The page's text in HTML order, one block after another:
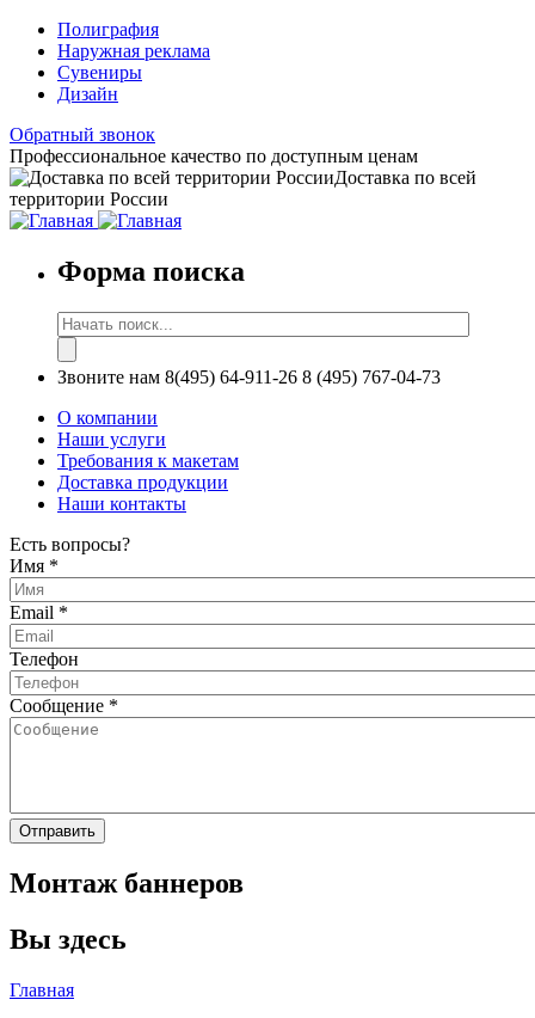
Полиграфия
Наружная реклама
Сувениры
Дизайн
Обратный звонок
Профессиональное качество по доступным ценам
Доставка по всей
территории России
Форма поиска
Звоните нам 8(495) 64-911-26 8 (495) 767-04-73
О компании
Наши услуги
Требования к макетам
Доставка продукции
Наши контакты
Есть вопросы?
Имя *
Email *
Телефон
Сообщение *
Монтаж баннеров
Вы здесь
Главная